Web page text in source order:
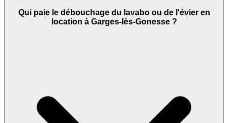
Qui paie le débouchage du lavabo ou de l'évier en
location à Garges-lès-Gonesse ?